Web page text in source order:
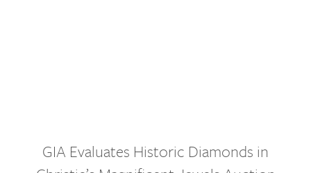
GIA Evaluates Historic Diamonds in